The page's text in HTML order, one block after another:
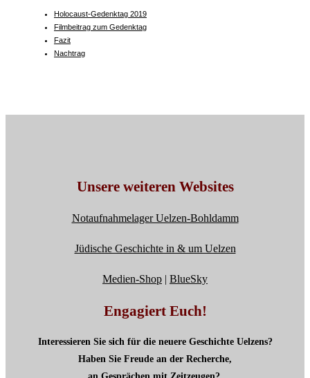
Holocaust-Gedenktag 2019
Filmbeitrag zum Gedenktag
Fazit
Nachtrag
Unsere weiteren Websites
Notaufnahmelager Uelzen-Bohldamm
Jüdische Geschichte in & um Uelzen
Medien-Shop | BlueSky
Engagiert Euch!
Interessieren Sie sich für die neuere Geschichte Uelzens?
Haben Sie Freude an der Recherche,